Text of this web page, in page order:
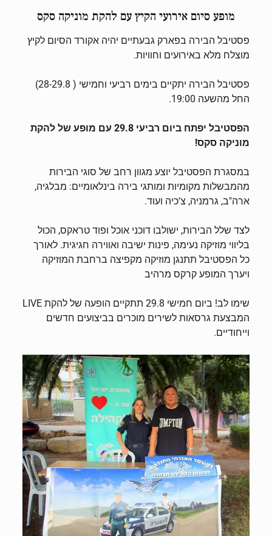
מופע סיום אירועי הקיץ עם להקת מוניקה סקס
פסטיבל הבירה בפארק גבעתיים יהיה אקורד הסיום לקיץ
מוצלח מלא באירועים וחוויות.
פסטיבל הבירה יתקיים בימים רביעי וחמישי ( 28-29.8)
החל מהשעה 19:00.
הפסטיבל יפתח ביום רביעי 29.8 עם מופע של להקת
מוניקה סקס!
במסגרת הפסטיבל יוצע מגוון רחב של סוגי הבירות
מהמבשלות מקומיות ומותגי בירה בינלאומיים: מבלגיה,
ארה"ב, גרמניה, צ'כיה ועוד.
לצד שלל הבירות, ישולבו דוכני אוכל ופוד טראקס, הכול
בליווי מוזיקה נעימה, פינות ישיבה ואווירה חגיגית. לאורך
כל הפסטיבל תתנגן מוזיקה מקפיצה ברחבת המוזיקה
ויערך המופע קרקס מרהיב
שימו לב! ביום חמישי 29.8 תתקיים הופעה של להקת LIVE
המבצעת גרסאות לשירים מוכרים בביצועים חדשים
וייחודיים.